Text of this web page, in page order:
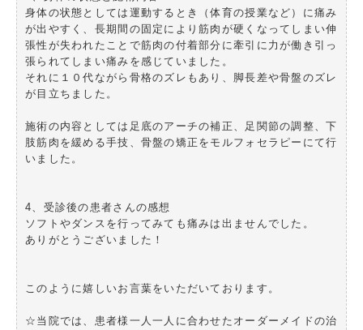
身体の状態としては運動するとき（体育の授業など）に痛み
が出やすく、長期間の固定により筋肉が硬くなってしまい伸
張性が失われたことで筋肉の付着部分に牽引に力が働き引っ
張られてしまい痛みを感じていました。
それに１０代ながら骨格のズレもあり、脚長差や骨盤のズレ
が目立ちました。
施術の内容としては足底のアーチの補正、足関節の調整、下
肢筋肉を緩める手技、骨盤の矯正をモルフォセラピーにて行
いました。
4、受診後の患者さんの感想
ソフトやダンスを行ってみても痛みは出ませんでした。
ありがとうございました！
このように嬉しいお言葉をいただいております。
☆当院では、患者様一人一人に合わせたオーダーメイドの治